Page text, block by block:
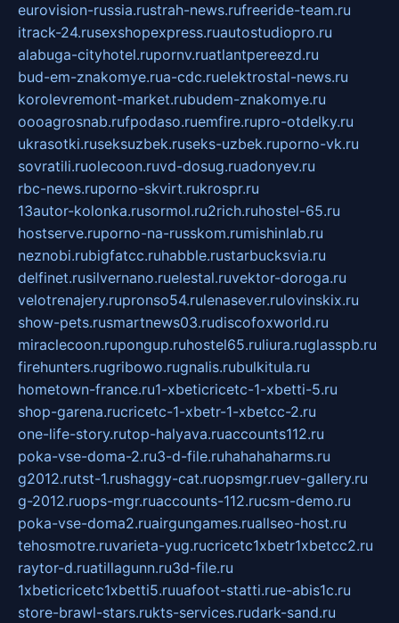
eurovision-russia.rustrah-news.rufreeride-team.ru
itrack-24.rusexshopexpress.ruautostudiopro.ru
alabuga-cityhotel.rupornv.ruatlantpereezd.ru
bud-em-znakomye.rua-cdc.ruelektrostal-news.ru
korolevremont-market.rubudem-znakomye.ru
oooagrosnab.rufpodaso.ruemfire.rupro-otdelky.ru
ukrasotki.ruseksuzbek.ruseks-uzbek.ruporno-vk.ru
sovratili.ruolecoon.ruvd-dosug.ruadonyev.ru
rbc-news.ruporno-skvirt.rukrospr.ru
13autor-kolonka.rusormol.ru2rich.ruhostel-65.ru
hostserve.ruporno-na-russkom.rumishinlab.ru
neznobi.rubigfatcc.ruhabble.rustarbucksvia.ru
delfinet.rusilvernano.ruelestal.ruvektor-doroga.ru
velotrenajery.rupronso54.rulenasever.rulovinskix.ru
show-pets.rusmartnews03.rudiscofoxworld.ru
miraclecoon.rupongup.ruhostel65.ruliura.ruglasspb.ru
firehunters.rugribowo.rugnalis.rubulkitula.ru
hometown-france.ru1-xbeticricetc-1-xbetti-5.ru
shop-garena.rucricetc-1-xbetr-1-xbetcc-2.ru
one-life-story.rutop-halyava.ruaccounts112.ru
poka-vse-doma-2.ru3-d-file.ruhahahaharms.ru
g2012.rutst-1.rushaggy-cat.ruopsmgr.ruev-gallery.ru
g-2012.ruops-mgr.ruaccounts-112.rucsm-demo.ru
poka-vse-doma2.ruairgungames.ruallseo-host.ru
tehosmotre.ruvarieta-yug.rucricetc1xbetr1xbetcc2.ru
raytor-d.ruatillagunn.ru3d-file.ru
1xbeticricetc1xbetti5.ruuafoot-statti.rue-abis1c.ru
store-brawl-stars.rukts-services.rudark-sand.ru